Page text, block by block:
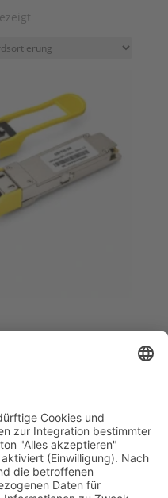
|Datenschutz
Gewährleistung|RMA